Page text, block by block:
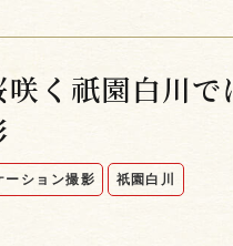
く祇園白川で
ーション撮影 祇園白川